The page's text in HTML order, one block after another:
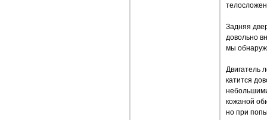
Задняя
довольно
мы
Двигатель
катится
кожаной
но при